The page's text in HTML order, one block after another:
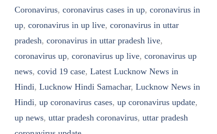
Coronavirus, coronavirus cases in up, coronavirus in
up, coronavirus in up live, coronavirus in uttar
pradesh, coronavirus in uttar pradesh live,
coronavirus up, coronavirus up live, coronavirus up
news, covid 19 case, Latest Lucknow News in
Hindi, Lucknow Hindi Samachar, Lucknow News in
Hindi, up coronavirus cases, up coronavirus update,
up news, uttar pradesh coronavirus, uttar pradesh